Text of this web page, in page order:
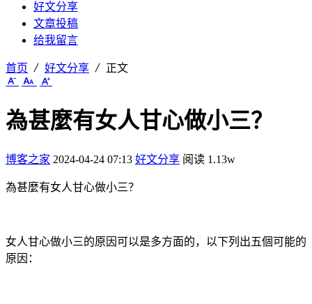
好文分享
文章投稿
给我留言
首页 好文分享 正文
為甚麼有女人甘心做小三？
博客之家 2024-04-24 07:13 好文分享 阅读 1.13w
為甚麼有女人甘心做小三？
女人甘心做小三的原因可以是多方面的，以下列出五個可能的
原因：